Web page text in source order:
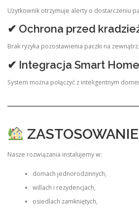
Użytkownik otrzymuje alerty o dostarczeniu
✔ Ochrona przed
Brak ryzyka pozostawienia paczki na zewnątrz.
✔ Integracja Smart Home
System można połączyć z inteligentnym
Nasze rozwiązania instalujemy w:
domach jednorodzinnych,
willach i rezydencjach,
osiedlach zamkniętych,